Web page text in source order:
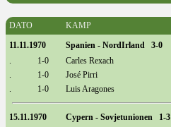
DATO
KAMP
11.11.1970
Spanien - NordIrland 3-0
.
1-0
Carles Rexach
.
1-0
José Pirri
.
1-0 Luis Aragones
15.11.1970
Cypern - Sovjetunionen 1-3